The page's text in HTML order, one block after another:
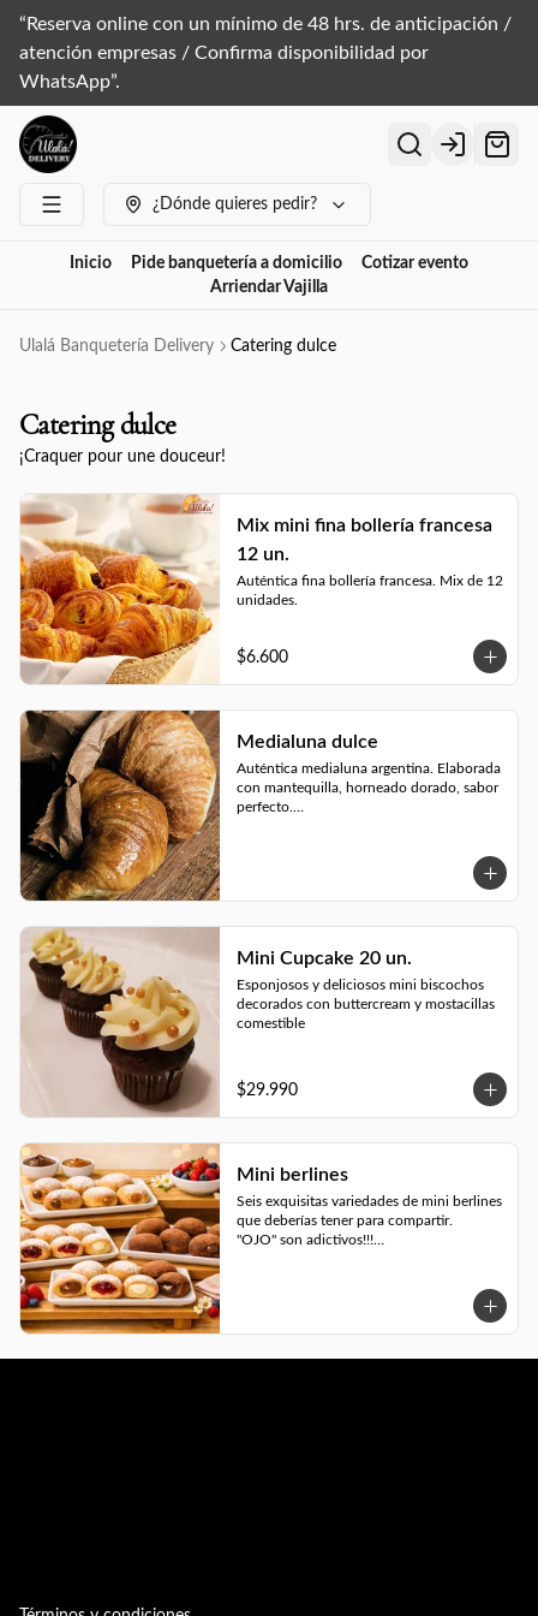
“Reserva online con un mínimo de 48 hrs. de anticipación /
atención empresas / Confirma disponibilidad por
WhatsApp”.
Login
¿Dónde quieres pedir?
Inicio Pide banquetería a domicilio
Cotizar evento
Arriendar Vajilla
Ulalá Banquetería Delivery Catering dulce
Catering dulce
¡Craquer pour une douceur!
Mix mini fina bollería francesa
12 un.
Auténtica fina bollería francesa. Mix de 12
unidades.
$6.600
Medialuna dulce
Auténtica medialuna argentina. Elaborada
con mantequilla, horneado dorado, sabor
perfecto.
espolvoreada con azúcar flor, rellenas con
Mini Cupcake 20 un.
Esponjosos y deliciosos mini biscochos
decorados con buttercream y mostacillas
comestible
$29.990
Mini berlines
Seis exquisitas variedades de mini berlines
que deberías tener para compartir.
"OJO" son adictivos!!!
✔️Mini berlín relleno de chocolate blanco
✔️Mini berlín relleno de manjar